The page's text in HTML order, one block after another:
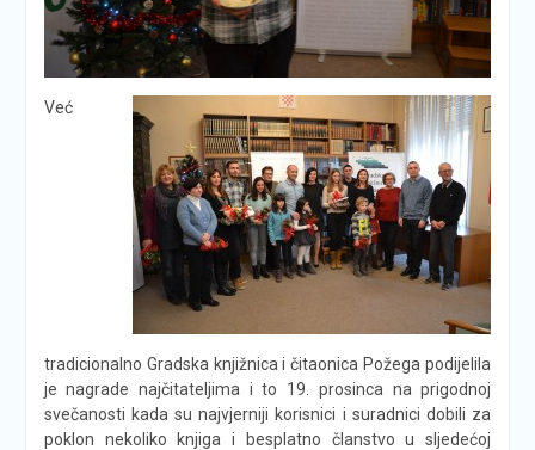
Već
tradicionalno Gradska knjižnica i čitaonica Požega podijelila
je nagrade najčitateljima i to 19. prosinca na prigodnoj
svečanosti kada su najvjerniji korisnici i suradnici dobili za
poklon nekoliko knjiga i besplatno članstvo u sljedećoj